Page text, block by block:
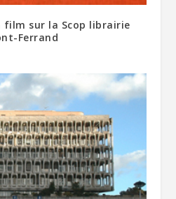
film sur la Scop librairie
Ferrand